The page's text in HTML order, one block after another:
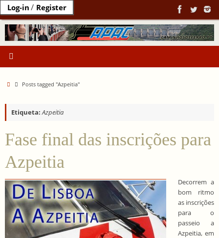
Log-in / Register
para
conteúdo
HomePosts tagged "Azpeitia"
Etiqueta:Azpeitia
Fase final das inscrições para
Azpeitia
Decorrem a
bom ritmo
as inscrições
para o
passeio a
Azpeitia, em